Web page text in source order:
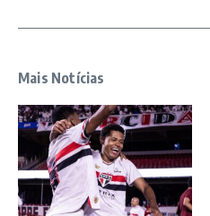
Mais Notícias